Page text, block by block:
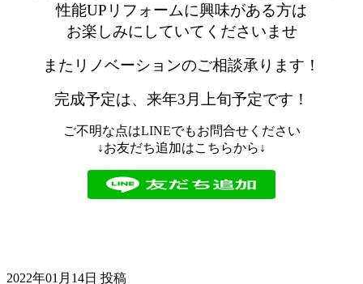
性能UPリフォームに興味がある方は
お楽しみにしていてくださいませ
またリノベーションのご相談承ります！
完成予定は、来年3月上旬予定です！
ご不明な点はLINEでもお問合せください
↓お友だち追加はこちらから↓
2022年01月14日 投稿